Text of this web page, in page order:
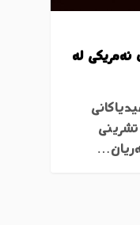
ئەمریکی لە
شەممە 5ـی تشرینی